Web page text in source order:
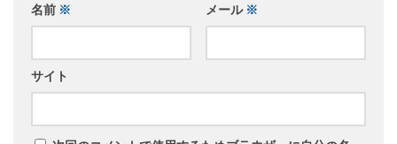
名前 ※ メール ※
サイト